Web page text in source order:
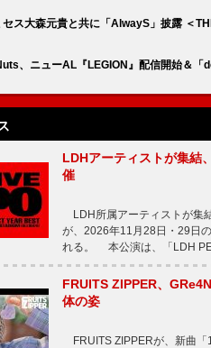
ス大森元貴と共に「AlwayS」披露 ＜
、ニューAL『LEGION』配信開始＆「
LDHアーティストが集結
催
LDH所属アーティストが集
が、2026年11月28日・29日
れる。 本公演は、「LDH
FRUITS ZIPPER、
体の姿
FRUITS ZIPPERが、新曲「